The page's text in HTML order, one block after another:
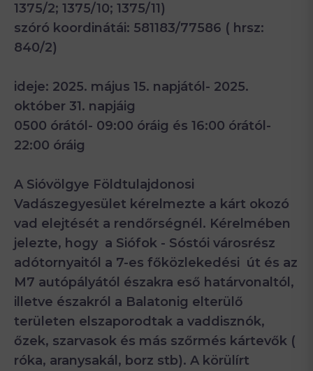
1375/2; 1375/10; 1375/11)
szóró koordinátái: 581183/77586 ( hrsz:
840/2)
ideje: 2025. május 15. napjától- 2025.
október 31. napjáig
0500 órától- 09:00 óráig és 16:00 órától-
22:00 óráig
A Sióvölgye Földtulajdonosi
Vadászegyesület kérelmezte a kárt okozó
vad elejtését a rendőrségnél. Kérelmében
jelezte, hogy a Siófok - Sóstói városrész
adótornyaitól a 7-es főközlekedési út és az
M7 autópályától északra eső határvonaltól,
illetve északról a Balatonig elterülő
területen elszaporodtak a vaddisznók,
őzek, szarvasok és más szőrmés kártevők (
róka, aranysakál, borz stb). A körülírt